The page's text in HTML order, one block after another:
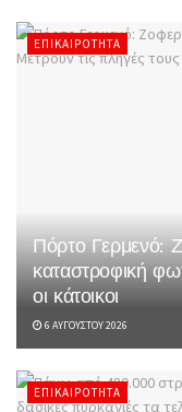
ΕΠΙΚΑΙΡΌΤΗΤΑ
Πόρτο Γερμενό:
καταστροφική
οι κάτοικοι
6 ΑΥΓΟΎΣΤΟΥ 2026
ΕΠΙΚΑΙΡΌΤΗΤΑ